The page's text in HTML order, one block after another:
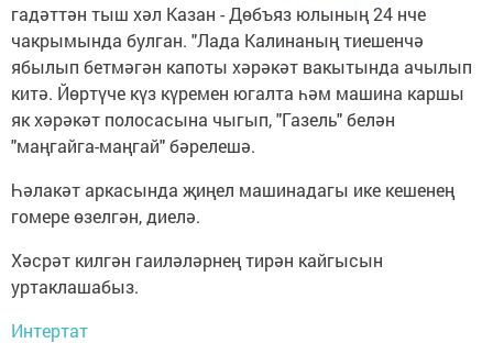
гадәттән тыш хәл Казан - Дөбъяз юлының 24 нче
чакрымында булган. "Лада Калинаның тиешенчә
ябылып бетмәгән капоты хәрәкәт вакытында ачылып
китә. Йөртүче күз күремен югалта һәм машина каршы
як хәрәкәт полосасына чыгып, "Газель" белән
"маңгайга-маңгай" бәрелешә.
Һәлакәт аркасында җиңел машинадагы ике кешенең
гомере өзелгән, диелә.
Хәсрәт килгән гаиләләрнең тирән кайгысын
уртаклашабыз.
Интертат